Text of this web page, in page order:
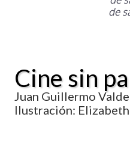
de
Cine sin
Juan Guillermo
Ilustración: